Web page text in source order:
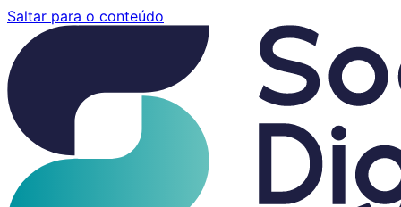
Pular
conteúdo
Saltar para o conteúdo